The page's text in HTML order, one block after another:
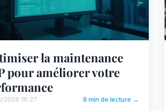
la maintenance
pour améliorer votre
2026 16:27 8 min de lecture →